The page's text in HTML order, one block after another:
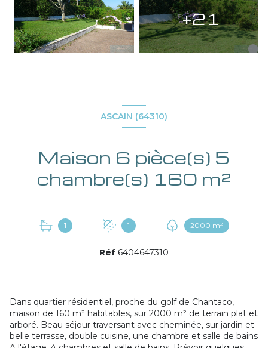
+21
ASCAIN (64310)
Maison 6 pièce(s) 5
chambre(s) 160 m²
1 1 2000 m²
Réf 6404647310
Dans quartier résidentiel, proche du golf de Chantaco,
maison de 160 m² habitables, sur 2000 m² de terrain plat et
arboré. Beau séjour traversant avec cheminée, sur jardin et
belle terrasse, double cuisine, une chambre et salle de bains